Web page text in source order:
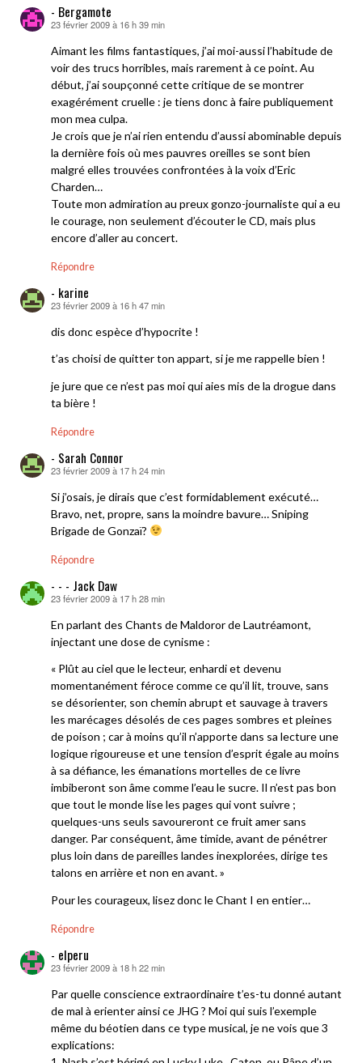
- Bergamote
dit :
23 février 2009 à 16 h 39 min
Aimant les films fantastiques, j’ai moi-aussi l’habitude de
voir des trucs horribles, mais rarement à ce point. Au
début, j’ai soupçonné cette critique de se montrer
exagérément cruelle : je tiens donc à faire publiquement
mon mea culpa.
Je crois que je n’ai rien entendu d’aussi abominable depuis
la dernière fois où mes pauvres oreilles se sont bien
malgré elles trouvées confrontées à la voix d’Eric
Charden…
Toute mon admiration au preux gonzo-journaliste qui a eu
le courage, non seulement d’écouter le CD, mais plus
encore d’aller au concert.
Répondre
- karine
dit :
23 février 2009 à 16 h 47 min
dis donc espèce d’hypocrite !
t’as choisi de quitter ton appart, si je me rappelle bien !
je jure que ce n’est pas moi qui aies mis de la drogue dans
ta bière !
Répondre
- Sarah Connor
dit :
23 février 2009 à 17 h 24 min
Si j’osais, je dirais que c’est formidablement exécuté…
Bravo, net, propre, sans la moindre bavure… Sniping
Brigade de Gonzaï?
Répondre
- - - Jack Daw
dit :
23 février 2009 à 17 h 28 min
En parlant des Chants de Maldoror de Lautréamont,
injectant une dose de cynisme :
« Plût au ciel que le lecteur, enhardi et devenu
momentanément féroce comme ce qu’il lit, trouve, sans
se désorienter, son chemin abrupt et sauvage à travers
les marécages désolés de ces pages sombres et pleines
de poison ; car à moins qu’il n’apporte dans sa lecture une
logique rigoureuse et une tension d’esprit égale au moins
à sa défiance, les émanations mortelles de ce livre
imbiberont son âme comme l’eau le sucre. Il n’est pas bon
que tout le monde lise les pages qui vont suivre ;
quelques-uns seuls savoureront ce fruit amer sans
danger. Par conséquent, âme timide, avant de pénétrer
plus loin dans de pareilles landes inexplorées, dirige tes
talons en arrière et non en avant. »
Pour les courageux, lisez donc le Chant I en entier…
Répondre
- elperu
dit :
23 février 2009 à 18 h 22 min
Par quelle conscience extraordinaire t’es-tu donné autant
de mal à erienter ainsi ce JHG ? Moi qui suis l’exemple
même du béotien dans ce type musical, je ne vois que 3
explications: